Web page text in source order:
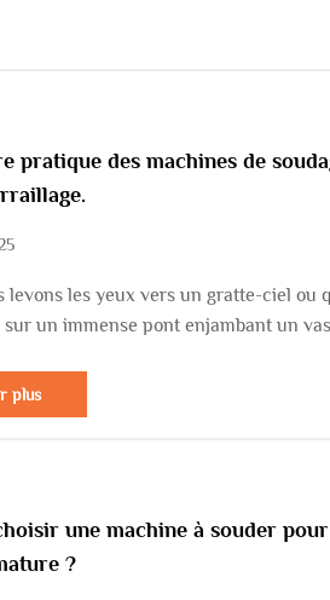
pratique des machines de
levons les yeux vers un gratte-ciel ou
un immense pont enjambant un
tout cela repose sur la cage de
dans le béton, le « squelette »...
plus
une machine à souder pour
?